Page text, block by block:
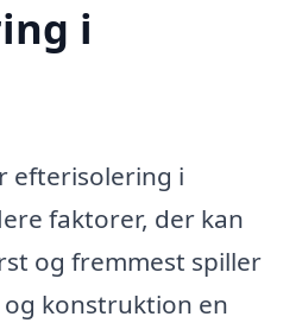
i
efterisolering i
faktorer, der kan
og fremmest spiller
konstruktion en